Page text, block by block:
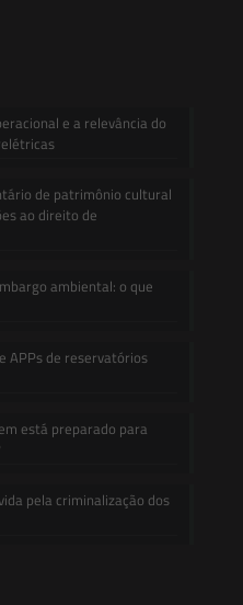
e a relevância do
de patrimônio cultural
ao direito de
ambiental: o que
APPs de reservatórios
está preparado para
pela criminalização dos